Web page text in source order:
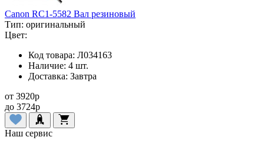
Canon RC1-5582 Вал резиновый
Тип: оригинальный
Цвет:
Код товара: Л034163
Наличие: 4 шт.
Доставка: Завтра
от 3920p
до 3724p
Наш сервис